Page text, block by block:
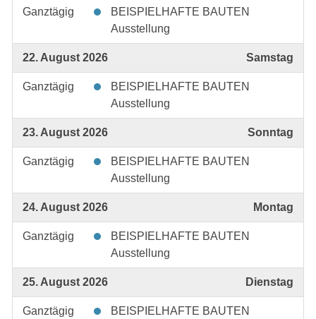
Ganztägig
BEISPIELHAFTE BAUTEN
Ausstellung
22. August 2026 Samstag
Ganztägig
BEISPIELHAFTE BAUTEN
Ausstellung
23. August 2026 Sonntag
Ganztägig
BEISPIELHAFTE BAUTEN
Ausstellung
24. August 2026 Montag
Ganztägig
BEISPIELHAFTE BAUTEN
Ausstellung
25. August 2026 Dienstag
Ganztägig
BEISPIELHAFTE BAUTEN